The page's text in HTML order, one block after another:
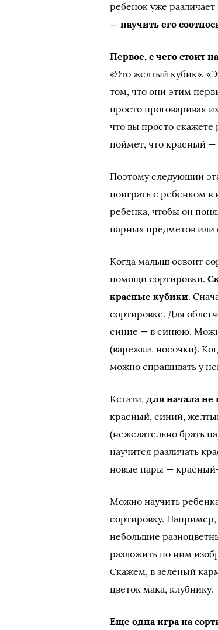
ребенок уже
— научить его
Первое, с чего стоит
«Это желтый кубик».
том, что они этим
просто проговаривая
что вы просто скажете
поймет, что красный —
Поэтому следующий
поиграть с ребенком
ребенка, чтобы он
парных предметов или
Когда малыш освоит
помощи сортировки.
красные кубики.
сортировке. Для
синие — в синюю.
(варежки, носочки).
можно спрашивать у
Кстати,для начала не
красный, синий,
(нежелательно брать
научится различать
новые пары —
Можно научить
сортировку.
небольшие
разложить по ним
Скажем, в зеленый
цветок мака, клубнику.
Еще одна игра на